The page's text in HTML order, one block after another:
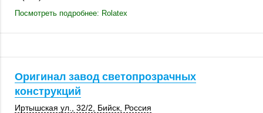
Посмотреть подробнее: Rolatex
Оригинал завод светопрозрачных
конструкций
Иртышская ул. 32/2 Бийск Россия